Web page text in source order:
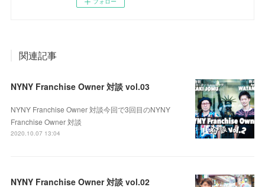
関連記事
NYNY Franchise Owner 対談 vol.03
NYNY Franchise Owner 対談今回で3回目のNYNY
Franchise Owner 対談
2020.10.07 13:04
NYNY Franchise Owner 対談 vol.02